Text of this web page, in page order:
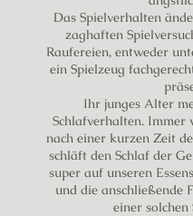
Das Spielverhalten
zaghaften
Raufereien, entweder
ein Spielzeug
Ihr junges Alter
Schlafverhalten. Immer
nach einer kurzen Zeit
schläft den Schlaf der
super auf unseren
und die anschließende
einer